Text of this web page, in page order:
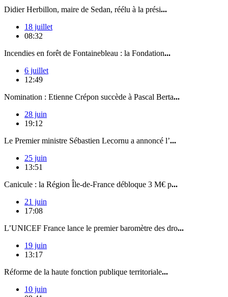
Didier Herbillon, maire de Sedan, réélu à la prési...
18 juillet
08:32
Incendies en forêt de Fontainebleau : la Fondation...
6 juillet
12:49
Nomination : Etienne Crépon succède à Pascal Berta...
28 juin
19:12
Le Premier ministre Sébastien Lecornu a annoncé l’...
25 juin
13:51
Canicule : la Région Île-de-France débloque 3 M€ p...
21 juin
17:08
L’UNICEF France lance le premier baromètre des dro...
19 juin
13:17
Réforme de la haute fonction publique territoriale...
10 juin